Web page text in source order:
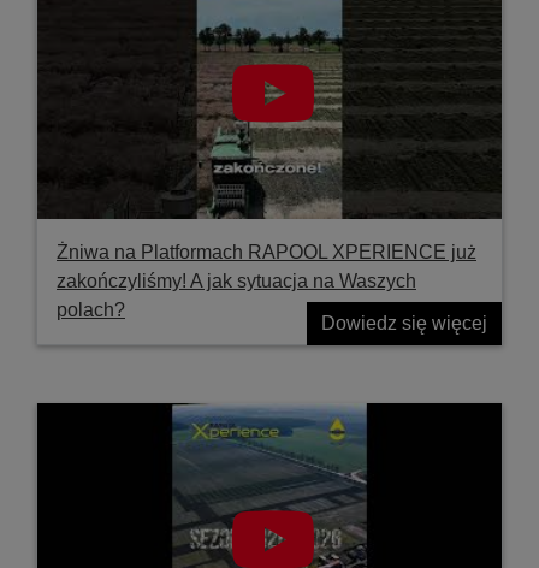
rzepaku - prof. Witold Szczepaniak, Uniwersytet
Przyrodniczy w Poznaniu
Żniwa na Platformach RAPOOL XPERIENCE już
zakończyliśmy! A jak sytuacja na Waszych
polach?
Dowiedz się więcej